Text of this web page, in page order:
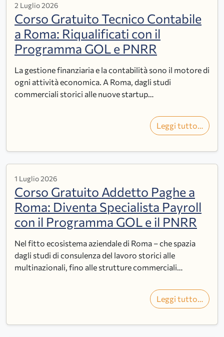
2 Luglio 2026
Corso Gratuito Tecnico Contabile
a Roma: Riqualificati con il
Programma GOL e PNRR
La gestione finanziaria e la contabilità sono il motore di
ogni attività economica. A Roma, dagli studi
commerciali storici alle nuove startup…
Leggi tutto…
1 Luglio 2026
Corso Gratuito Addetto Paghe a
Roma: Diventa Specialista Payroll
con il Programma GOL e il PNRR
Nel fitto ecosistema aziendale di Roma – che spazia
dagli studi di consulenza del lavoro storici alle
multinazionali, fino alle strutture commerciali…
Leggi tutto…